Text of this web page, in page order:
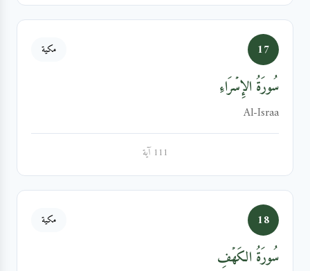
17 مكية
سُورَةُ الإِسۡرَاءِ
Al-Israa
111 آية
18 مكية
سُورَةُ الكَهۡفِ